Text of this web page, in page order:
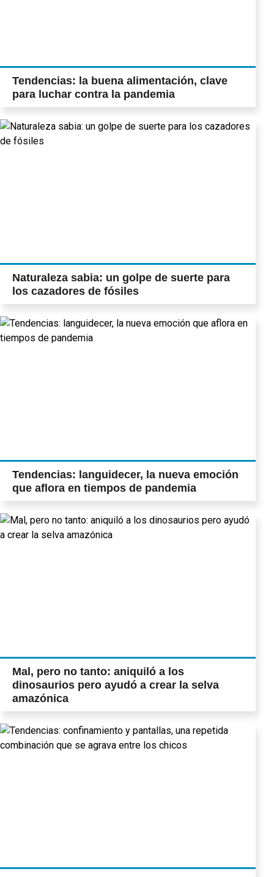
Tendencias: la buena alimentación, clave
para luchar contra la pandemia
Naturaleza sabia: un golpe de suerte para
los cazadores de fósiles
Tendencias: languidecer, la nueva emoción
que aflora en tiempos de pandemia
Mal, pero no tanto: aniquiló a los
dinosaurios pero ayudó a crear la selva
amazónica